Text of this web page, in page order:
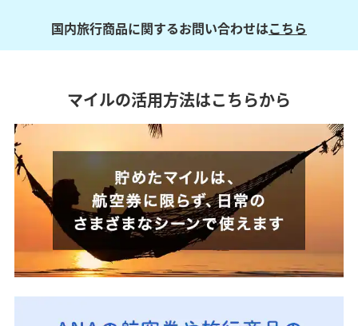
国内旅行商品に関するお問い合わせはこちら
マイルの活用方法はこちらから